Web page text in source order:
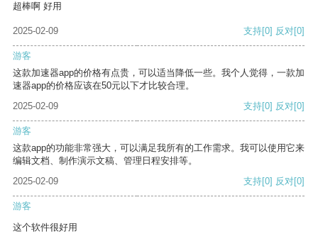
超棒啊 好用
2025-02-09 支持[0] 反对[0]
游客
这款加速器app的价格有点贵，可以适当降低一些。我个人觉得，一款加
速器app的价格应该在50元以下才比较合理。
2025-02-09
支持[0] 反对[0]
游客
这款app的功能非常强大，可以满足我所有的工作需求。我可以使用它来
编辑文档、制作演示文稿、管理日程安排等。
2025-02-09
支持[0] 反对[0]
游客
这个软件很好用